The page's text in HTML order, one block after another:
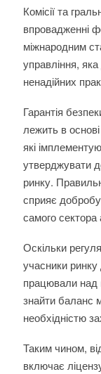
Комісії та
впровадженні
міжнародним
управління,
ненадійних
Гарантія
лежить в
які
утверджувати
ринку.
сприяє
самого сектора
Оскільки
учасники
працювали над
знайти баланс
необхідністю
Таким чином,
включає